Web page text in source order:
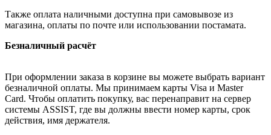
Также оплата наличными доступна при самовывозе из
магазина, оплаты по почте или использовании постамата.
Безналичный расчёт
При оформлении заказа в корзине вы можете выбрать вариант
безналичной оплаты. Мы принимаем карты Visa и Master
Card. Чтобы оплатить покупку, вас перенаправит на сервер
системы ASSIST, где вы должны ввести номер карты, срок
действия, имя держателя.